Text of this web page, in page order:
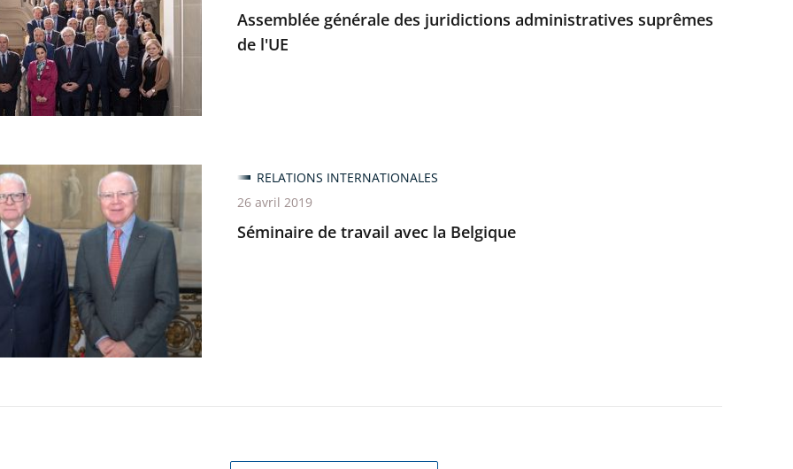
Assemblée générale des juridictions administratives suprêmes
de l'UE
Séminaire de travail avec la Belgique
RELATIONS INTERNATIONALES
26 avril 2019